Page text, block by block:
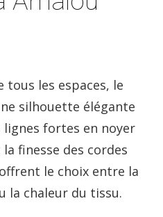
tous les espaces, le
silhouette élégante
fortes en noyer
finesse des cordes
le choix entre la
la chaleur du tissu.